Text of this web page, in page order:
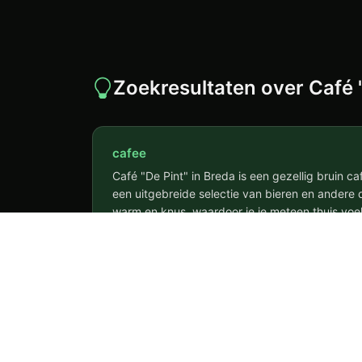
Zoekresultaten over Café
cafee
Café "De Pint" in Breda is een gezellig bruin
een uitgebreide selectie van bieren en andere
warm en knus, waardoor je je meteen thuis